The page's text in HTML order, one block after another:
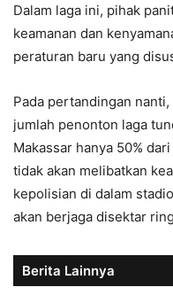
Dalam laga ini, pihak
keamanan dan
peraturan baru yang
Pada pertandingan
jumlah penonton laga
Makassar hanya 50%
tidak akan melibatkan
kepolisian di dalam
akan berjaga disektar
Berita Lainnya